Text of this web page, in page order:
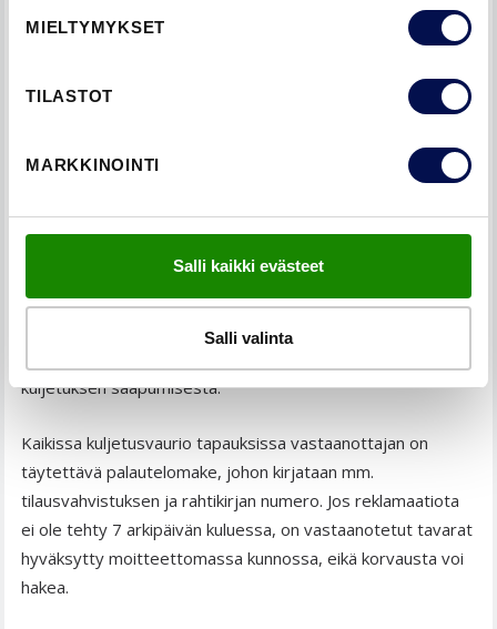
MIELTYMYKSET
TILASTOT
MARKKINOINTI
Salli kaikki evästeet
Salli valinta
KULJETUSVAURIO
Tarkasta ovet heti niiden saavuttua. Vastaanotettaessa
näkyvät vaurio on merkittävä heti rahtikirjaan, jonka
rahdinkuljettaja allekirjoittaa. Kuljettaja voi ottaa
vaurioituneen tuotteen mukaansa tai noutaa sen
kuljetuksen saapumisesta.
Kaikissa kuljetusvaurio tapauksissa vastaanottajan on
täytettävä palautelomake, johon kirjataan mm.
tilausvahvistuksen ja rahtikirjan numero. Jos reklamaatiota
ei ole tehty 7 arkipäivän kuluessa, on vastaanotetut tavarat
hyväksytty moitteettomassa kunnossa, eikä korvausta voi
hakea.